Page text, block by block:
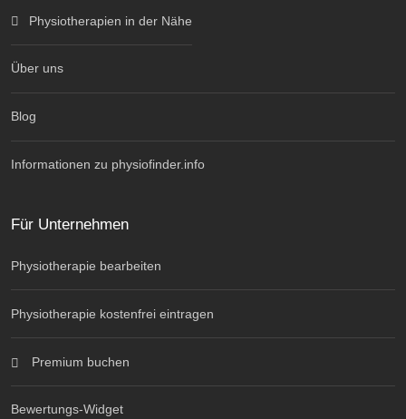
Physiotherapien in der Nähe
Über uns
Blog
Informationen zu physiofinder.info
Für Unternehmen
Physiotherapie bearbeiten
Physiotherapie kostenfrei eintragen
Premium buchen
Bewertungs-Widget